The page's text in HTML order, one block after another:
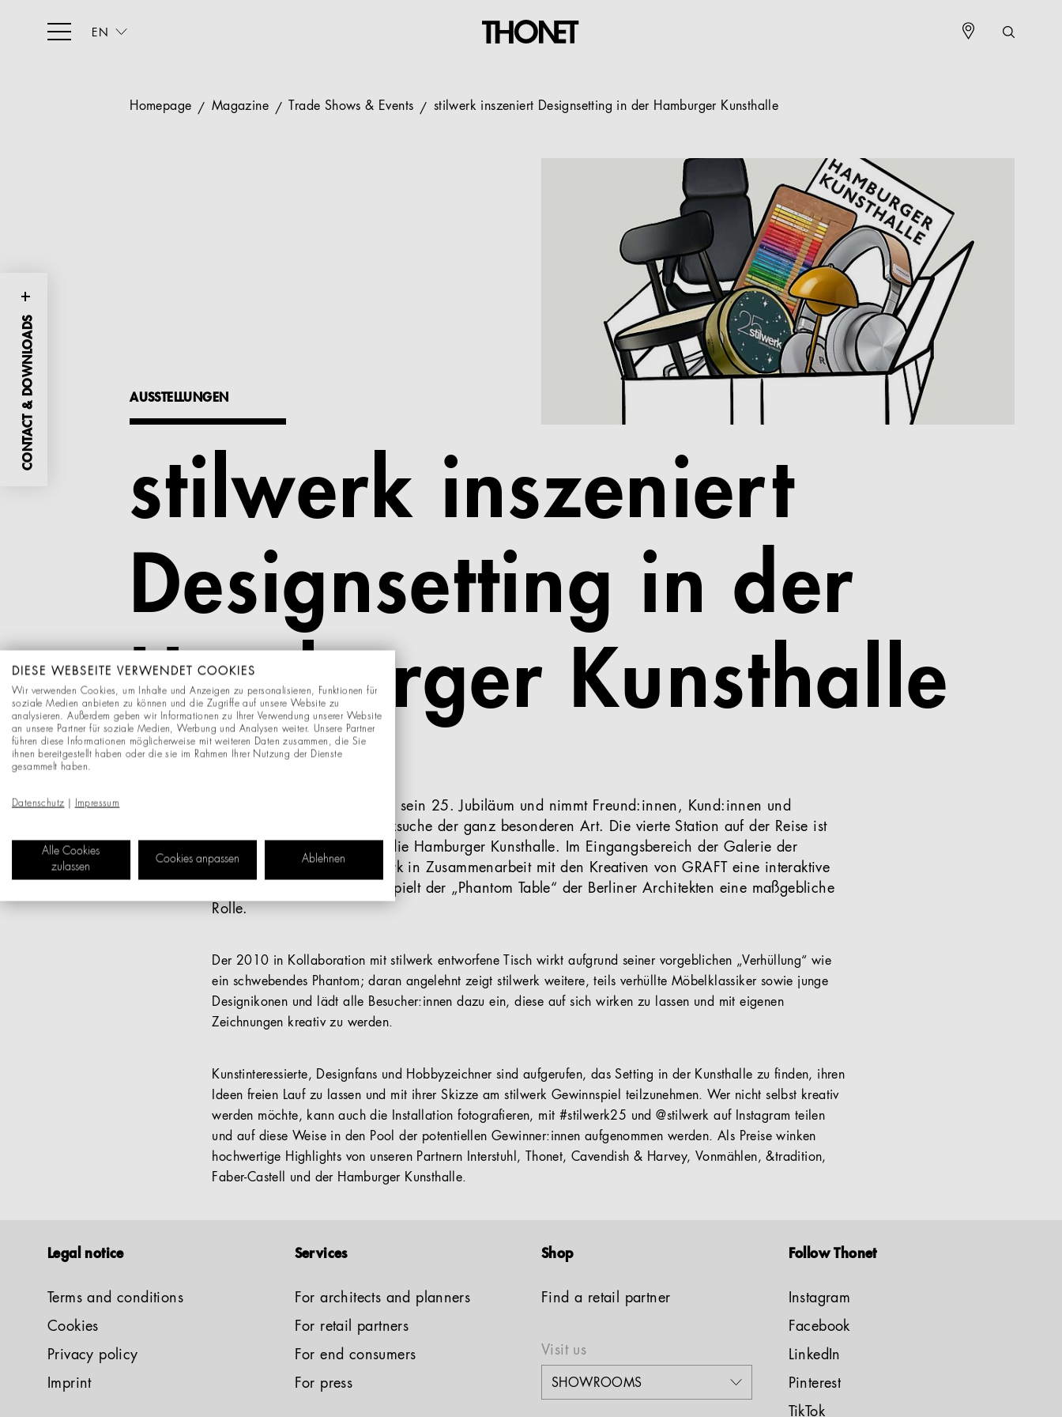
EN
CONTACT & DOWNLOADS
Homepage Magazine Trade Shows & Events stilwerk inszeniert Designsetting in der Hamburger Kunsthalle
AUSSTELLUNGEN
stilwerk inszeniert
Designsetting in der
Hamburger Kunsthalle
stilwerk feiert in diesem Jahr sein 25. Jubiläum und nimmt Freund:innen, Kund:innen und
Follower mit auf eine Schatzsuche der ganz besonderen Art. Die vierte Station auf der Reise ist
eine wahre Kulturinstanz – die Hamburger Kunsthalle. Im Eingangsbereich der Galerie der
Gegenwart inszeniert stilwerk in Zusammenarbeit mit den Kreativen von GRAFT eine interaktive
Designpräsentation. Dabei spielt der „Phantom Table“ der Berliner Architekten eine maßgebliche
Rolle.
Der 2010 in Kollaboration mit stilwerk entworfene Tisch wirkt aufgrund seiner vorgeblichen „Verhüllung“ wie
ein schwebendes Phantom; daran angelehnt zeigt stilwerk weitere, teils verhüllte Möbelklassiker sowie junge
Designikonen und lädt alle Besucher:innen dazu ein, diese auf sich wirken zu lassen und mit eigenen
Zeichnungen kreativ zu werden.
Kunstinteressierte, Designfans und Hobbyzeichner sind aufgerufen, das Setting in der Kunsthalle zu finden, ihren
Ideen freien Lauf zu lassen und mit ihrer Skizze am stilwerk Gewinnspiel teilzunehmen. Wer nicht selbst kreativ
werden möchte, kann auch die Installation fotografieren, mit #stilwerk25 und @stilwerk auf Instagram teilen
und auf diese Weise in den Pool der potentiellen Gewinner:innen aufgenommen werden. Als Preise winken
hochwertige Highlights von unseren Partnern Interstuhl, Thonet, Cavendish & Harvey, Vonmählen, &tradition,
Faber-Castell und der Hamburger Kunsthalle.
Legal notice
Terms and conditions
Cookies
Privacy policy
Imprint
Services
For architects and planners
For retail partners
For end consumers
For press
Shop
Find a retail partner
Visit us
Follow Thonet
Instagram
Facebook
LinkedIn
Pinterest
TikTok
DIESE WEBSEITE VERWENDET COOKIES
Wir verwenden Cookies, um Inhalte und Anzeigen zu personalisieren, Funktionen für
soziale Medien anbieten zu können und die Zugriffe auf unsere Website zu
analysieren. Außerdem geben wir Informationen zu Ihrer Verwendung unserer Website
an unsere Partner für soziale Medien, Werbung und Analysen weiter. Unsere Partner
führen diese Informationen möglicherweise mit weiteren Daten zusammen, die Sie
ihnen bereitgestellt haben oder die sie im Rahmen Ihrer Nutzung der Dienste
gesammelt haben.
Datenschutz Impressum
Alle Cookies
zulassen
Cookies anpassen Ablehnen